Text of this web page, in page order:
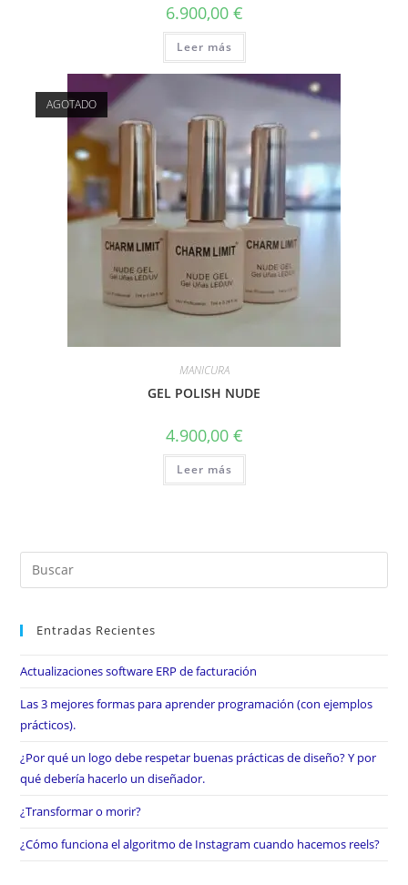
6.900,00 €
Leer más
AGOTADO
MANICURA
GEL POLISH NUDE
4.900,00 €
Leer más
Entradas Recientes
Actualizaciones software ERP de facturación
Las 3 mejores formas para aprender programación (con ejemplos
prácticos).
¿Por qué un logo debe respetar buenas prácticas de diseño? Y por
qué debería hacerlo un diseñador.
¿Transformar o morir?
¿Cómo funciona el algoritmo de Instagram cuando hacemos reels?